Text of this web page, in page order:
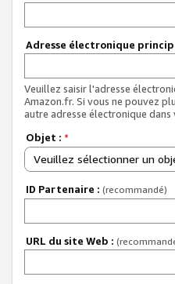
Adresse électronique
Veuillez saisir l'adresse
Amazon.fr. Si vous ne pouvez
autre adresse électronique dans
Objet : *
Veuillez sélectionner un
ID Partenaire : (recommandé)
URL du site Web :